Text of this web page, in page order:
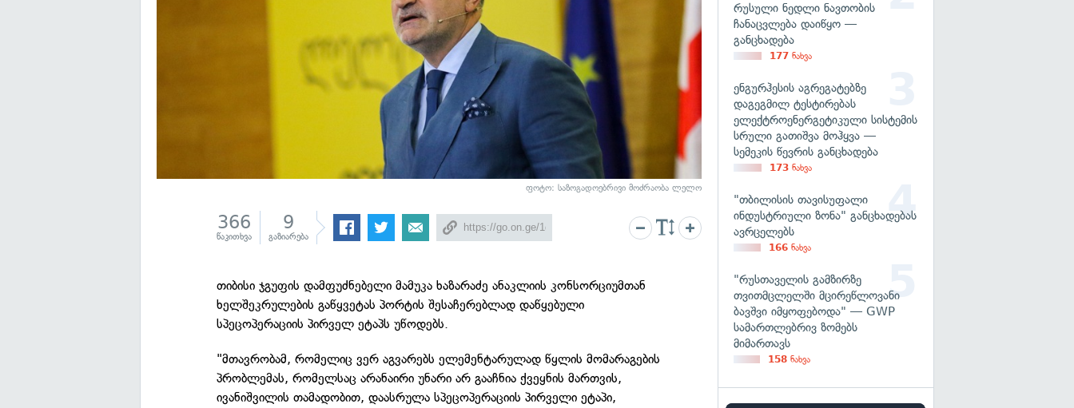
ფოტო: საზოგადოებრივი მოძრაობა ლელო
366
წაკითხვა
9
გაზიარება
თიბისი ჯგუფის დამფუძნებელი მამუკა ხაზარაძე ანაკლიის კონსორციუმთან
ხელშეკრულების გაწყვეტას პორტის შესაჩერებლად დაწყებული
სპეცოპერაციის პირველ ეტაპს უწოდებს.
"მთავრობამ, რომელიც ვერ აგვარებს ელემენტარულად წყლის მომარაგების
პრობლემას, რომელსაც არანაირი უნარი არ გააჩნია ქვეყნის მართვის,
ივანიშვილის თამადობით, დაასრულა სპეცოპერაციის პირველი ეტაპი,
რუსული ნედლი ნავთობის
ჩანაცვლება დაიწყო —
განცხადება
177 ნახვა
ენგურჰესის აგრეგატებზე
დაგეგმილ ტესტირებას
ელექტროენერგეტიკული სისტემის
სრული გათიშვა მოჰყვა —
სემეკის წევრის განცხადება
173 ნახვა
"თბილისის თავისუფალი
ინდუსტრიული ზონა" განცხადებას
ავრცელებს
166 ნახვა
"რუსთაველის გამზირზე
თვითმცლელში მცირეწლოვანი
ბავშვი იმყოფებოდა" — GWP
სამართლებრივ ზომებს
მიმართავს
158 ნახვა